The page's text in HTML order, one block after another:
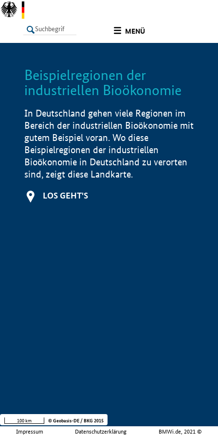
MENÜ
LISTE
Beispielregionen der
industriellen Bioökonomie
In Deutschland gehen viele Regionen im
Bereich der industriellen Bioökonomie mit
gutem Beispiel voran. Wo diese
Beispielregionen der industriellen
Bioökonomie in Deutschland zu verorten
sind, zeigt diese Landkarte.
LOS GEHT'S
Impressum Datenschutzerklärung BMWi.de, 2021 ©
100 km © Geobasis-DE / BKG 2015